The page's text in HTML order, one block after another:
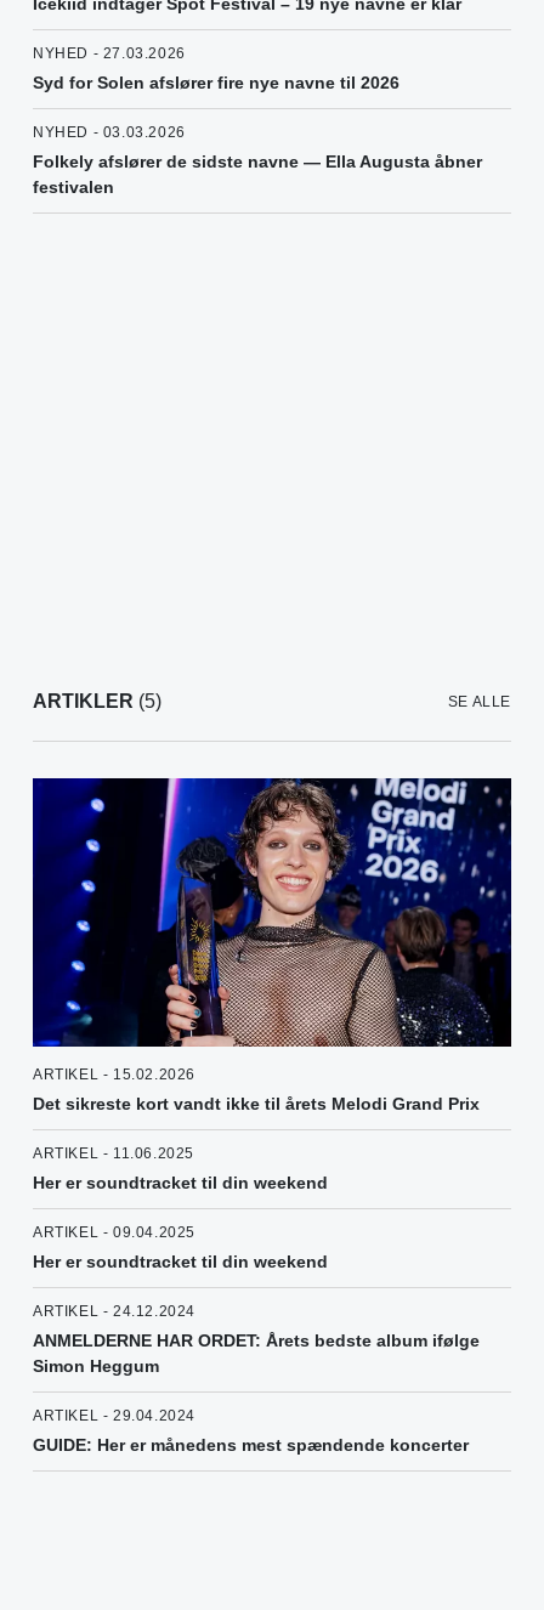
Icekiid indtager Spot Festival – 19 nye navne er klar
NYHED - 27.03.2026
Syd for Solen afslører fire nye navne til 2026
NYHED - 03.03.2026
Folkely afslører de sidste navne — Ella Augusta åbner
festivalen
ARTIKLER (5) SE ALLE
ARTIKEL - 15.02.2026
Det sikreste kort vandt ikke til årets Melodi Grand Prix
ARTIKEL - 11.06.2025
Her er soundtracket til din weekend
ARTIKEL - 09.04.2025
Her er soundtracket til din weekend
ARTIKEL - 24.12.2024
ANMELDERNE HAR ORDET: Årets bedste album ifølge
Simon Heggum
ARTIKEL - 29.04.2024
GUIDE: Her er månedens mest spændende koncerter